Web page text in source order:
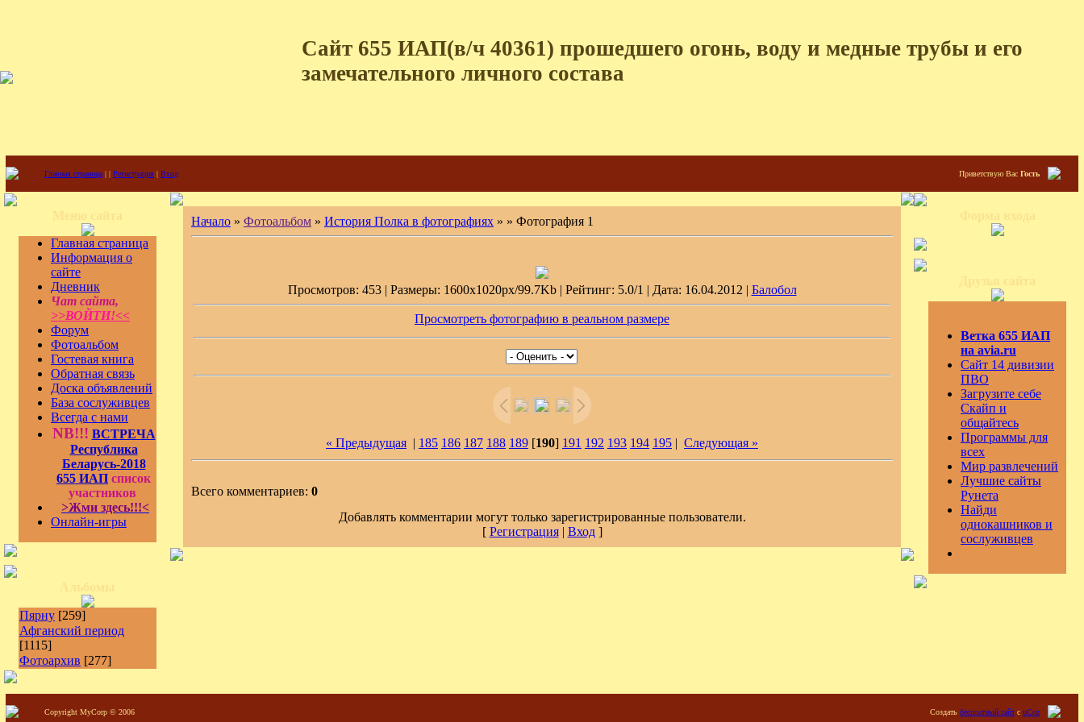
Сайт 655 ИАП(в/ч 40361) прошедшего огонь, воду и медные трубы и его
замечательного личного состава
Главная страница | | Регистрация | Вход Приветствую Вас Гость
Главная страница
Информация о
сайте
Дневник
Чат сайта,
>>ВОЙТИ!<<
Форум
Фотоальбом
Гостевая книга
Обратная связь
Доска объявлений
База сослуживцев
Всегда с нами
NB!!! ВСТРЕЧА
Республика
Беларусь-2018
655 ИАП список
участников
>Жми здесь!!!<
Онлайн-игры
Пярну [259]
Афганский период
[1115]
Фотоархив [277]
Начало » Фотоальбом » История Полка в фотографиях » » Фотография 1
Просмотров: 453 | Размеры: 1600x1020px/99.7Kb | Рейтинг: 5.0/1 | Дата: 16.04.2012 | Балобол
Просмотреть фотографию в реальном размере
« Предыдущая | 185 186 187 188 189 [190] 191 192 193 194 195 | Следующая »
Всего комментариев: 0
Добавлять комментарии могут только зарегистрированные пользователи.
[ Регистрация| Вход]
Ветка 655 ИАП
на avia.ru
Сайт 14 дивизии
ПВО
Загрузите себе
Скайп и
общайтесь
Программы для
всех
Мир развлечений
Лучшие сайты
Рунета
Найди
однокашников и
сослуживцев
Copyright MyCorp © 2006 Создать бесплатный сайтс uCoz